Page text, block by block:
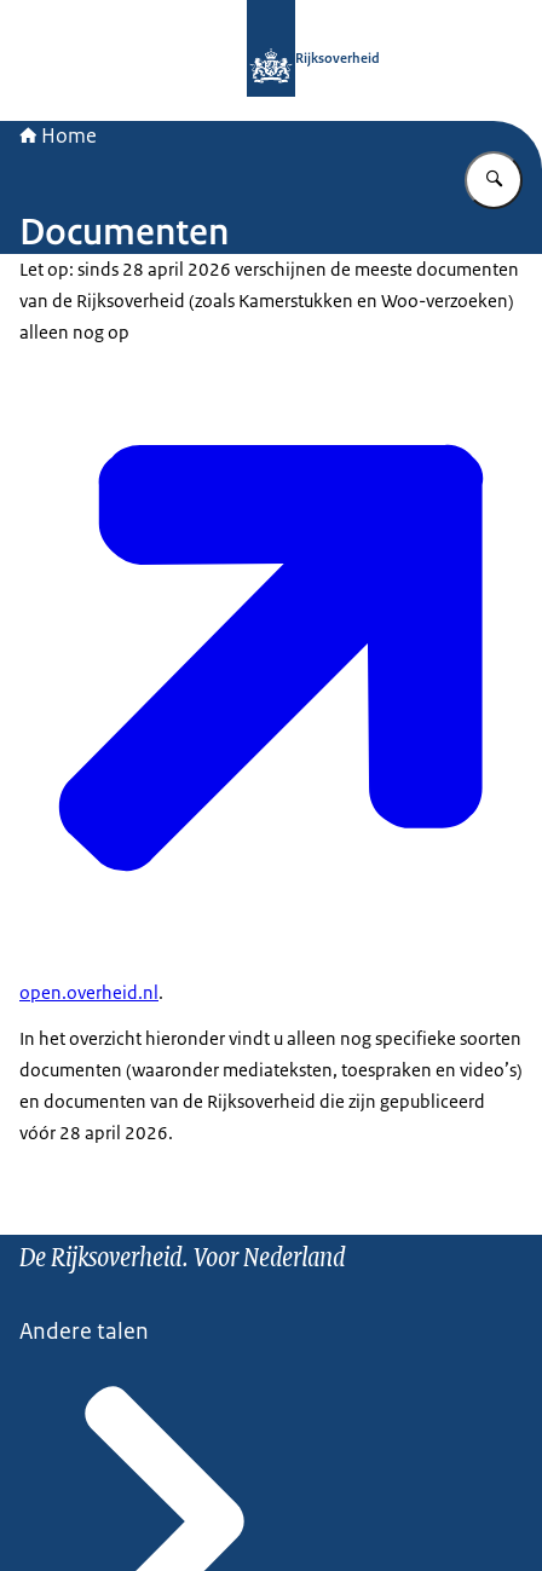
Rijksoverheid
Home
Documenten
Let op: sinds 28 april 2026 verschijnen de meeste documenten
van de Rijksoverheid (zoals Kamerstukken en Woo-verzoeken)
alleen nog op
open.overheid.nl.
In het overzicht hieronder vindt u alleen nog specifieke soorten
documenten (waaronder mediateksten, toespraken en video’s)
en documenten van de Rijksoverheid die zijn gepubliceerd
vóór 28 april 2026.
De Rijksoverheid. Voor Nederland
Andere talen